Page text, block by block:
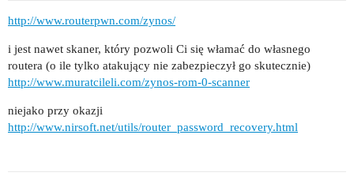
http://www.routerpwn.com/zynos/
i jest nawet skaner, który pozwoli Ci się włamać do własnego
routera (o ile tylko atakujący nie zabezpieczył go skutecznie)
http://www.muratcileli.com/zynos-rom-0-scanner
niejako przy okazji
http://www.nirsoft.net/utils/router_password_recovery.html